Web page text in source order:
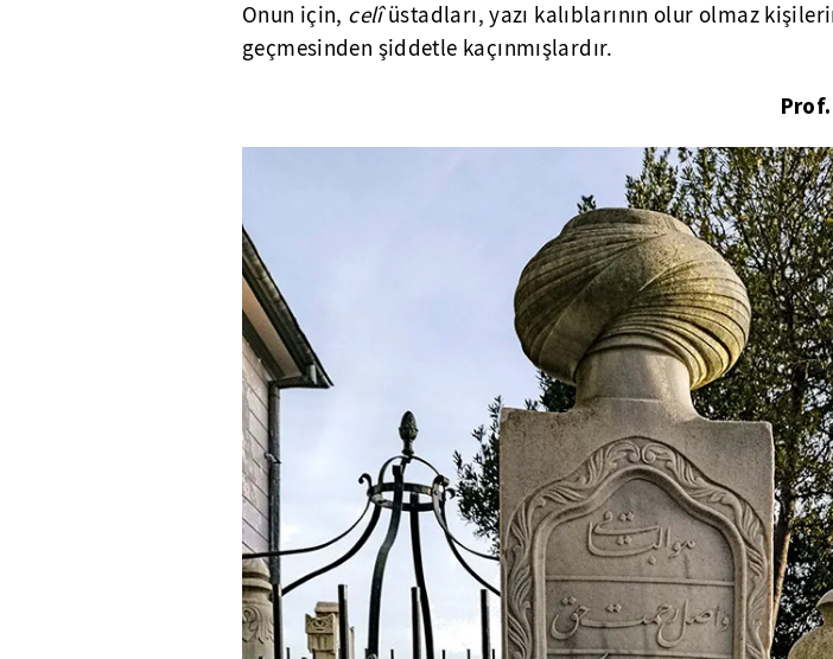
Onun için, celîüstadları, yazı kalıblarının olur olmaz
geçmesinden şiddetle kaçınmışlardır.